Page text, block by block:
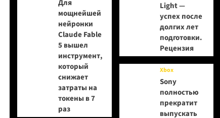
Для
мощнейшей
нейронки
Claude Fable
5 вышел
инструмент,
который
снижает
затраты на
токены в 7
раз
Light —
успех после
долгих лет
подготовки.
Рецензия
Xbox
Sony
полностью
прекратит
выпускать